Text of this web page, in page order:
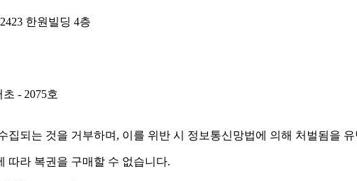
한원빌딩 4층
- 2075호
집되는 것을 거부하며, 이를 위반 시 정보통신망법에 의해 처벌됨을
따라 복권을 구매할 수 없습니다.